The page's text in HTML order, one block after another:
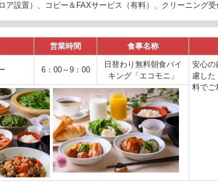
ア設置）、コピー＆FAXサービス（有料）、クリーニング
営業時間 食事名称
6：00～9：00
日替わり無料朝食バイ
キング「エコモニ」
安心の
慮した
料でご